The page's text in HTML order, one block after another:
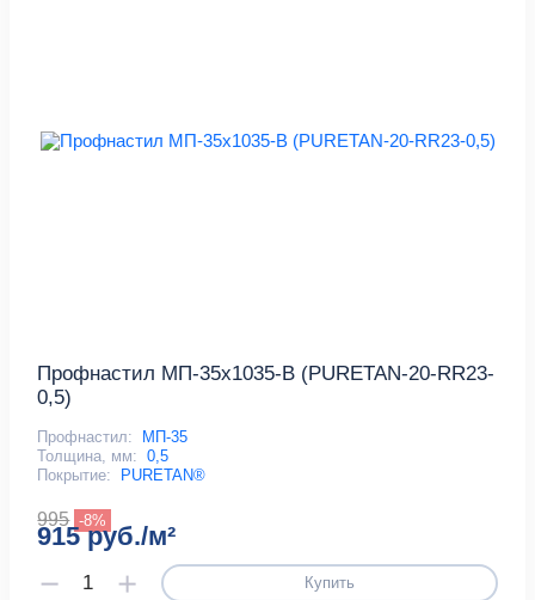
Профнастил МП-35x1035-B (PURETAN-20-RR23-
0,5)
Профнастил:
МП-35
Толщина, мм: 0,5
Покрытие:
PURETAN®
995 -8%
915 руб./м²
Купить